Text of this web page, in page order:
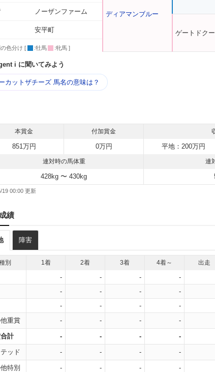
ノーザンファーム
安平町
色分け [ :牡馬 :牝馬 ]
ディアマンブルー
ゲートドク
i に聞いてみよう
カットザチーズ 馬名の意味は？
本賞金 付加賞金
851万円 0万円 平地：200万円
連対時の馬体重 連
428kg 〜 430kg
19 00:00
績
障害
別 1着 2着 3着 4着～ 出走
- - - -
- - - -
- - - -
重賞
- - - -
計 - - - -
ッド - - - -
特別 - - - -